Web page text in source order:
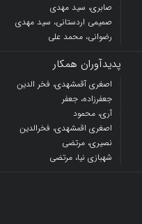
صابری، سید مهدی
صمیمی اردستانی، سید مهدی
رضوانی، محمد علی
پدیدآوران همکار
اصغری آقمشهدی، فخر الدین
جعفرزاده، جعفر
آری، محمود
اصغری اقمشهدی، فخرالدین
نصیری، مرتضی
شهبازی نیا، مرتضی